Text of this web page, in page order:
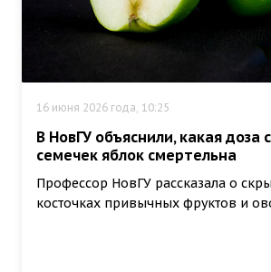
16 июня 2026 года, 10:25
В НовГУ объяснили, какая доза
семечек яблок смертельна
Профессор НовГУ рассказала о
косточках привычных фруктов и